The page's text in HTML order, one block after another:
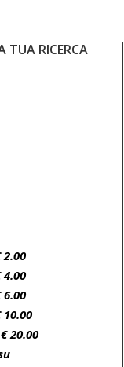
TUA RICERCA
2.00
4.00
6.00
10.00
20.00